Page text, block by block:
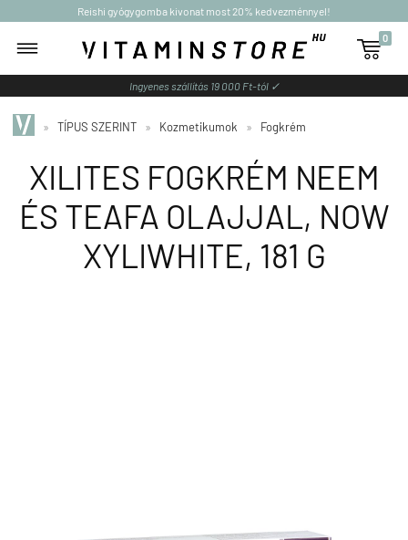
Reishi gyógygomba kivonat most 20% kedvezménnyel!

0
Ingyenes szállítás 19 000 Ft-tól ✓
» TÍPUS SZERINT » Kozmetikumok » Fogkrém
XILITES FOGKRÉM NEEM
ÉS TEAFA OLAJJAL, NOW
XYLIWHITE, 181 G